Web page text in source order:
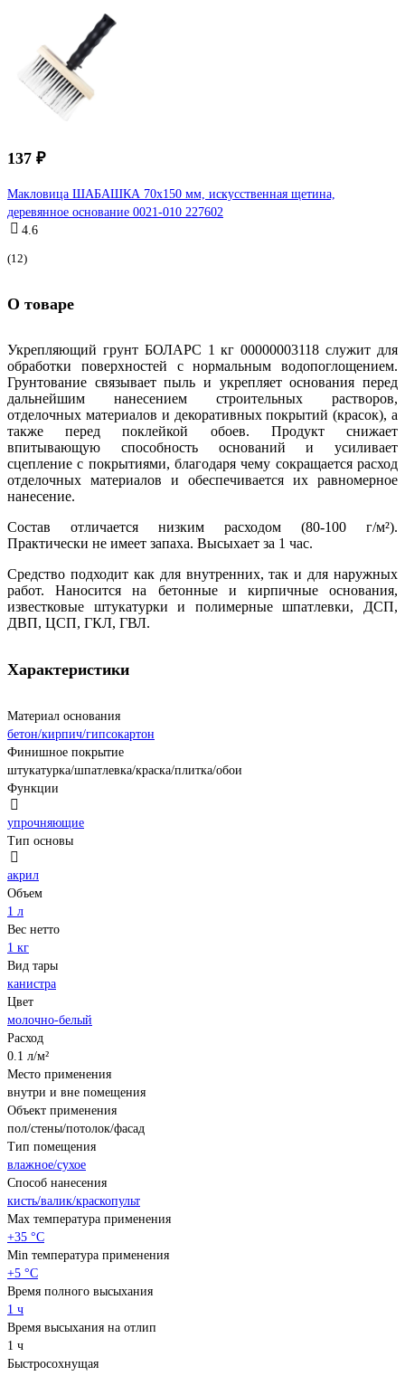
137 ₽
Макловица ШАБАШКА 70x150 мм, искусственная щетина,
деревянное основание 0021-010 227602
4.6
(12)
О товаре
Укрепляющий грунт БОЛАРС 1 кг 00000003118 служит для
обработки поверхностей с нормальным водопоглощением.
Грунтование связывает пыль и укрепляет основания перед
дальнейшим нанесением строительных растворов,
отделочных материалов и декоративных покрытий (красок), а
также перед поклейкой обоев. Продукт снижает
впитывающую способность оснований и усиливает
сцепление с покрытиями, благодаря чему сокращается расход
отделочных материалов и обеспечивается их равномерное
нанесение.
Состав отличается низким расходом (80-100 г/м²).
Практически не имеет запаха. Высыхает за 1 час.
Средство подходит как для внутренних, так и для наружных
работ. Наносится на бетонные и кирпичные основания,
известковые штукатурки и полимерные шпатлевки, ДСП,
ДВП, ЦСП, ГКЛ, ГВЛ.
Характеристики
Материал основания
бетон/кирпич/гипсокартон
Финишное покрытие
штукатурка/шпатлевка/краска/плитка/обои
Функции
упрочняющие
Тип основы
акрил
Объем
1 л
Вес нетто
1 кг
Вид тары
канистра
Цвет
молочно-белый
Расход
0.1 л/м²
Место применения
внутри и вне помещения
Объект применения
пол/стены/потолок/фасад
Тип помещения
влажное/сухое
Способ нанесения
кисть/валик/краскопульт
Max температура применения
+35 °С
Min температура применения
+5 °С
Время полного высыхания
1 ч
Время высыхания на отлип
1 ч
Быстросохнущая